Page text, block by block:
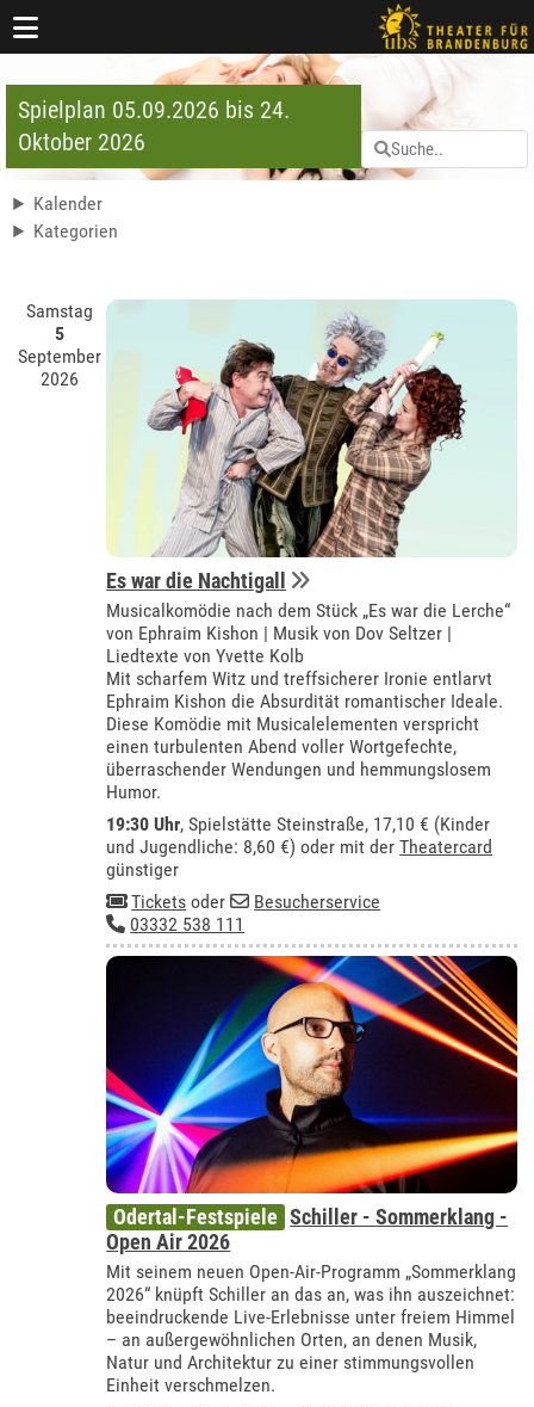
Spielplan 05.09.2026 bis 24.
Oktober 2026
Kalender
Kategorien
Samstag
5
September
2026
Es war die Nachtigall
Musicalkomödie nach dem Stück „Es war die Lerche“
von Ephraim Kishon | Musik von Dov Seltzer |
Liedtexte von Yvette Kolb
Mit scharfem Witz und treffsicherer Ironie entlarvt
Ephraim Kishon die Absurdität romantischer Ideale.
Diese Komödie mit Musicalelementen verspricht
einen turbulenten Abend voller Wortgefechte,
überraschender Wendungen und hemmungslosem
Humor.
19:30 Uhr, Spielstätte Steinstraße, 17,10 € (Kinder
und Jugendliche: 8,60 €) oder mit derTheatercard
günstiger
Tickets oder
Besucherservice
03332 538 111
Odertal-Festspiele Schiller - Sommerklang -
Open Air 2026
Mit seinem neuen Open-Air-Programm „Sommerklang
2026“ knüpft Schiller an das an, was ihn auszeichnet:
beeindruckende Live-Erlebnisse unter freiem Himmel
– an außergewöhnlichen Orten, an denen Musik,
Natur und Architektur zu einer stimmungsvollen
Einheit verschmelzen.